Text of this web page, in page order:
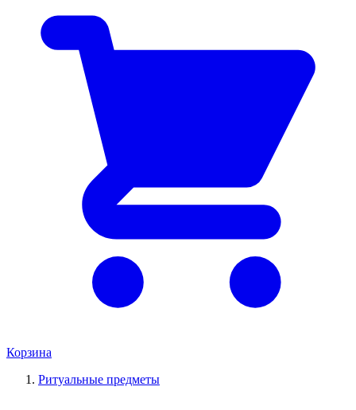
Корзина
Ритуальные предметы